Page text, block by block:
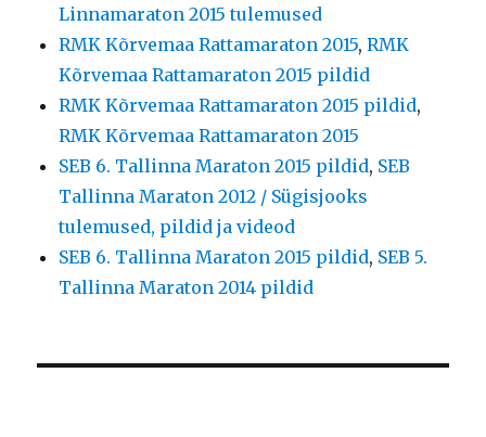
Linnamaraton 2015 tulemused
RMK Kõrvemaa Rattamaraton 2015,RMK
Kõrvemaa Rattamaraton 2015 pildid
RMK Kõrvemaa Rattamaraton 2015 pildid,
RMK Kõrvemaa Rattamaraton 2015
SEB 6. Tallinna Maraton 2015 pildid, SEB
Tallinna Maraton 2012 / Sügisjooks
tulemused, pildid ja videod
SEB 6. Tallinna Maraton 2015 pildid, SEB 5.
Tallinna Maraton 2014 pildid